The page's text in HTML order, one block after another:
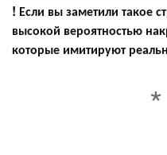
! Если вы заметили такое
высокой вероятностью
которые имитируют